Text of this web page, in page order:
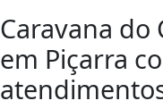
Caravana do
em Piçarra